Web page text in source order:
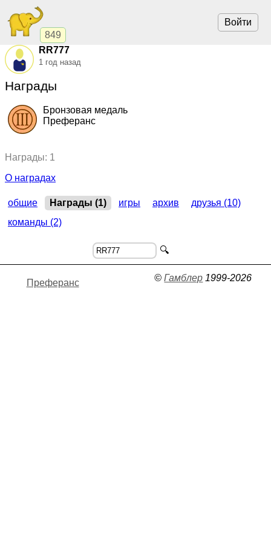
849
Войти
RR777
1 год назад
Награды
Бронзовая медаль
Преферанс
Награды: 1
О наградах
общие Награды (1) игры архив
друзья (10)
команды (2)
🔍
Преферанс ©Гамблер 1999-2026